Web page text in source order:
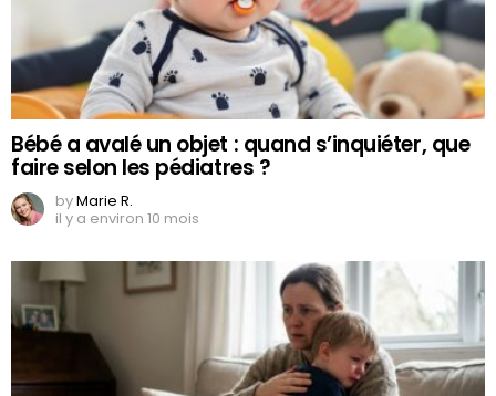
Bébé a avalé un objet : quand s’inquiéter, que
faire selon les pédiatres ?
byMarie R.
il y a environ 10 mois